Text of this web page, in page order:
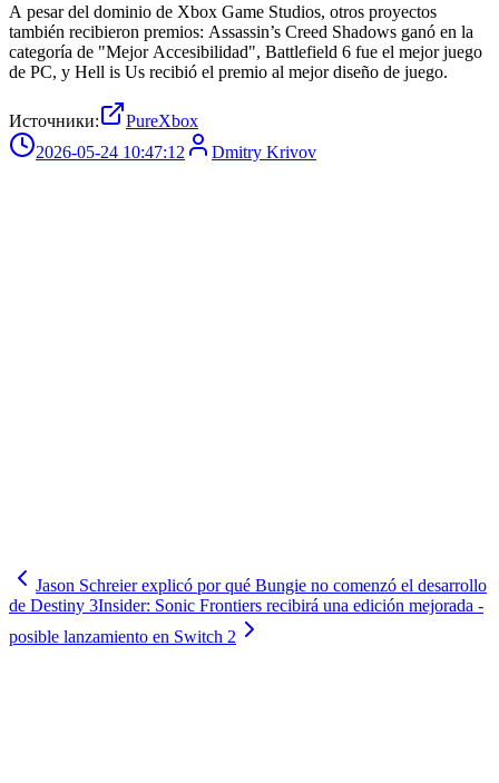
A pesar del dominio de Xbox Game Studios, otros proyectos
también recibieron premios: Assassin’s Creed Shadows ganó en la
categoría de "Mejor Accesibilidad", Battlefield 6 fue el mejor juego
de PC, y Hell is Us recibió el premio al mejor diseño de juego.
Источники:
PureXbox
2026-05-24 10:47:12
Dmitry Krivov
Jason Schreier explicó por qué Bungie no comenzó el desarrollo
de Destiny 3Insider: Sonic Frontiers recibirá una edición mejorada -
posible lanzamiento en Switch 2